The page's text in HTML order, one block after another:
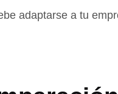
adaptarse a tu